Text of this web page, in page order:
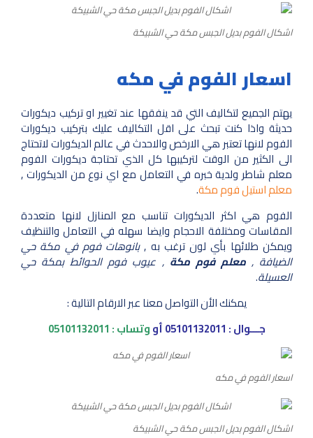
اشكال الفوم بديل الجبس مكة حي الشبيكة
اسعار الفوم في مكه
يهتم الجميع لتكاليف التي قد ينفقها عند تغيير او تركيب ديكورات
حديثة واذا كنت تبحث على اقل التكاليف عليك بتركيب ديكورات
الفوم لانها تعتبر هي الارخص والاحدث في عالم الديكورات لاتحتاج
الى الكثير من الوقت لتركيبها كل الذي تحتاجة ديكورات الفوم
معلم شاطر ولدية خبره في التعامل مع اي نوع من الديكورات ,
معلم استيل فوم مكة.
الفوم هي اكثر الديكورات تناسب مع المنازل لانها متعددة
المقاسات ومختلفة الاحجام وايضا سهله في التعامل والتنظيف
ويمكن طلائها بأي لون ترغب به ,بانوهات فوم في مكة حي
الضيافة ,معلم فوم مكة , عيوب فوم الحوائط بمكة حي
العسيلة.
يمكنك الأن التواصل معنا عبر الارقام التالية :
جـــوال : 05101132011أووتساب : 05101132011
اسعار الفوم في مكه
اشكال الفوم بديل الجبس مكة حي الشبيكة